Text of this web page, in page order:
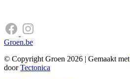
Groen.be
© Copyright Groen 2026 | Gemaakt met
doorTectonica